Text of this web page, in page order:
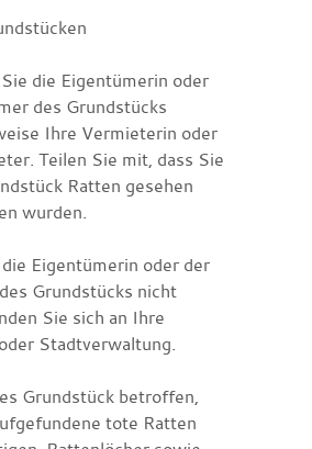
die Eigentümerin oder
des Grundstücks
Ihre Vermieterin oder
Teilen Sie mit, dass Sie
Ratten gesehen
wurden.
Eigentümerin oder der
Grundstücks nicht
Sie sich an Ihre
Stadtverwaltung.
Grundstück betroffen,
tote Ratten